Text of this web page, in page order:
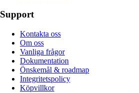
Support
Kontakta oss
Om oss
Vanliga frågor
Dokumentation
Önskemål & roadmap
Integritetspolicy
Köpvillkor